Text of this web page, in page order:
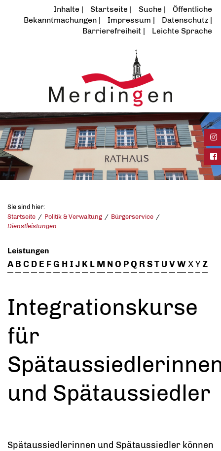
Inhalte Startseite Suche
Öffentliche
Bekanntmachungen
Impressum
Datenschutz
Barrierefreiheit
Leichte Sprache
Sie sind hier:
Startseite
Politik & Verwaltung
Bürgerservice
Dienstleistungen
Leistungen
A B C D E FG H I J K L M NO PQ RST U VWXYZ
Integrationskurse
für
und Spätaussiedler
Spätaussiedlerinnen und Spätaussiedler können